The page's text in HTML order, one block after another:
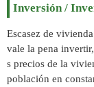
Inversión /
Escasez de
vale la pena
s precios de la
población en